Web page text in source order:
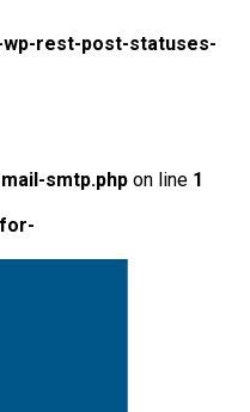
rest-post-statuses-
smtp.php on line 1